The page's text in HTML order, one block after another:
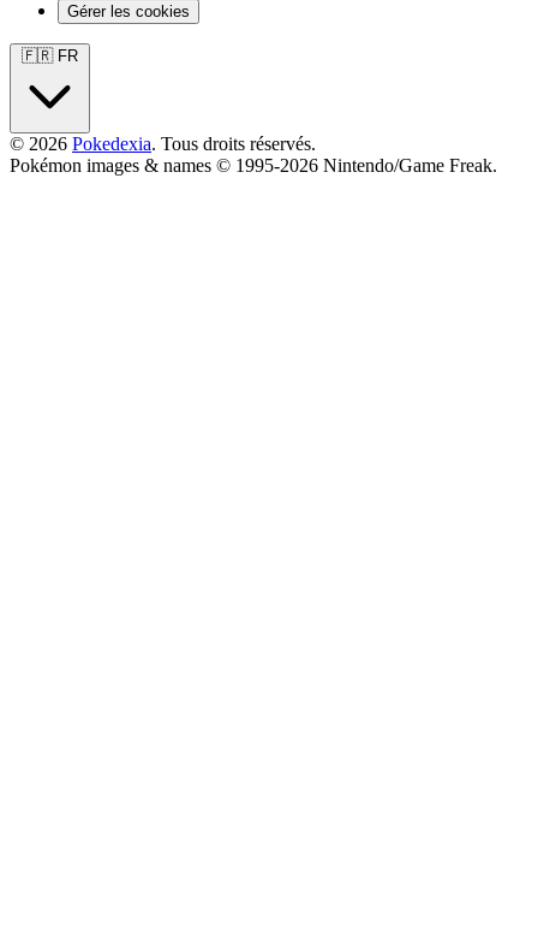
Gérer les cookies
© 2026 Pokedexia. Tous droits réservés.
Pokémon images & names © 1995-2026 Nintendo/Game Freak.